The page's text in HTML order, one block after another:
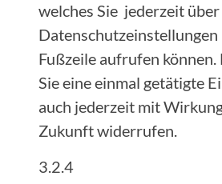
welches Sie jederzeit
Datenschutzeinstellungen
Fußzeile aufrufen
Sie eine einmal getätigte
auch jederzeit mit
Zukunft widerrufen.
3.2.4